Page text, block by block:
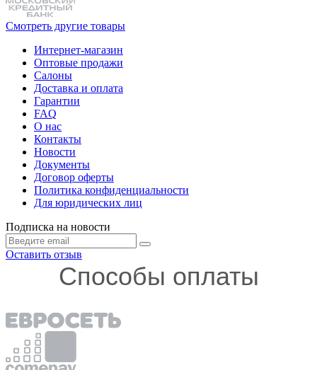
Смотреть другие товары
Интернет-магазин
Оптовые продажи
Салоны
Доставка и оплата
Гарантии
FAQ
О нас
Контакты
Новости
Документы
Договор оферты
Политика конфиденциальности
Для юридических лиц
Подписка на новости
Оставить отзыв
Способы оплаты